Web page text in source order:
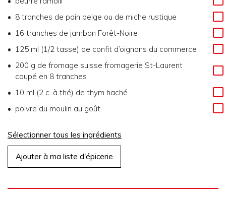
8 tranches de pain belge ou de miche rustique
16 tranches de jambon Forêt-Noire
125 ml (1/2 tasse) de confit d’oignons du commerce
200 g de fromage suisse fromagerie St-Laurent
coupé en 8 tranches
10 ml (2 c. à thé) de thym haché
poivre du moulin au goût
Sélectionner tous les ingrédients
Ajouter à ma liste d'épicerie